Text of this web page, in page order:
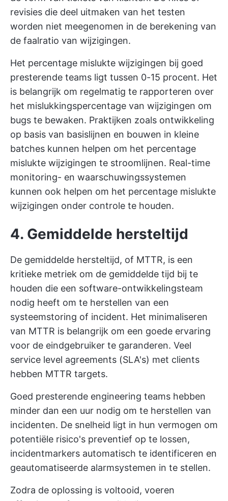
revisies die deel uitmaken van het testen
worden niet meegenomen in de berekening van
de faalratio van wijzigingen.
Het percentage mislukte wijzigingen bij goed
presterende teams ligt tussen 0-15 procent. Het
is belangrijk om regelmatig te rapporteren over
het mislukkingspercentage van wijzigingen om
bugs te bewaken. Praktijken zoals ontwikkeling
op basis van basislijnen en bouwen in kleine
batches kunnen helpen om het percentage
mislukte wijzigingen te stroomlijnen. Real-time
monitoring- en waarschuwingssystemen
kunnen ook helpen om het percentage mislukte
wijzigingen onder controle te houden.
4. Gemiddelde hersteltijd
De gemiddelde hersteltijd, of MTTR, is een
kritieke metriek om de gemiddelde tijd bij te
houden die een software-ontwikkelingsteam
nodig heeft om te herstellen van een
systeemstoring of incident. Het minimaliseren
van MTTR is belangrijk om een goede ervaring
voor de eindgebruiker te garanderen. Veel
service level agreements (SLA's) met clients
hebben MTTR targets.
Goed presterende engineering teams hebben
minder dan een uur nodig om te herstellen van
incidenten. De snelheid ligt in hun vermogen om
potentiële risico's preventief op te lossen,
incidentmarkers automatisch te identificeren en
geautomatiseerde alarmsystemen in te stellen.
Zodra de oplossing is voltooid, voeren